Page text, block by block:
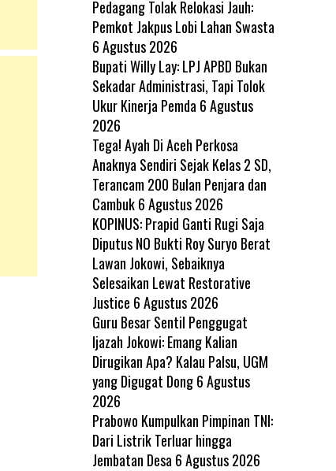
Pedagang Tolak Relokasi Jauh:
Pemkot Jakpus Lobi Lahan Swasta
6 Agustus 2026
Bupati Willy Lay: LPJ APBD Bukan
Sekadar Administrasi, Tapi Tolok
Ukur Kinerja Pemda 6 Agustus
2026
Tega! Ayah Di Aceh Perkosa
Anaknya Sendiri Sejak Kelas 2 SD,
Terancam 200 Bulan Penjara dan
Cambuk 6 Agustus 2026
KOPINUS: Prapid Ganti Rugi Saja
Diputus NO Bukti Roy Suryo Berat
Lawan Jokowi, Sebaiknya
Selesaikan Lewat Restorative
Justice 6 Agustus 2026
Guru Besar Sentil Penggugat
Ijazah Jokowi: Emang Kalian
Dirugikan Apa? Kalau Palsu, UGM
yang Digugat Dong 6 Agustus
2026
Prabowo Kumpulkan Pimpinan TNI:
Dari Listrik Terluar hingga
Jembatan Desa 6 Agustus 2026